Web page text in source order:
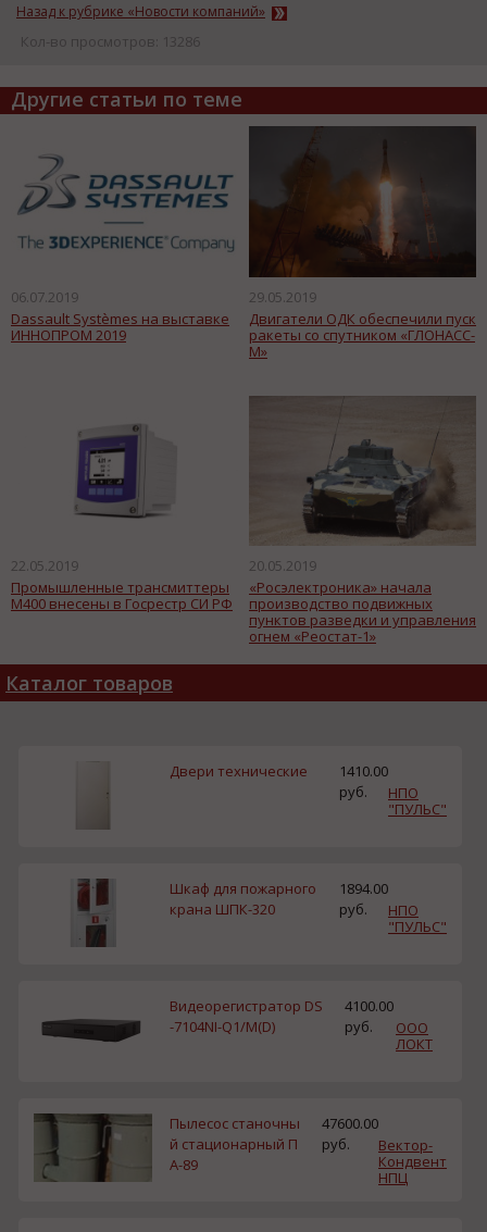
Назад к рубрике «Новости компаний»
Кол-во просмотров: 13286
Другие статьи по теме
06.07.2019
Dassault Systèmes на выставке
ИННОПРОМ 2019
29.05.2019
Двигатели ОДК обеспечили пуск
ракеты со спутником «ГЛОНАСС-
М»
22.05.2019
Промышленные трансмиттеры
M400 внесены в Госрестр СИ РФ
20.05.2019
«Росэлектроника» начала
производство подвижных
пунктов разведки и управления
огнем «Реостат-1»
Каталог товаров
Двери технические
1410.00
руб.
НПО
"ПУЛЬС"
Шкаф для пожарного
крана ШПК-320
1894.00
руб.
НПО
"ПУЛЬС"
Видеорегистратор DS
-7104NI-Q1/M(D)
4100.00
руб.
ООО
ЛОКТ
Пылесос станочны
й стационарный П
А-89
47600.00
руб.
Вектор-
Кондвент
НПЦ